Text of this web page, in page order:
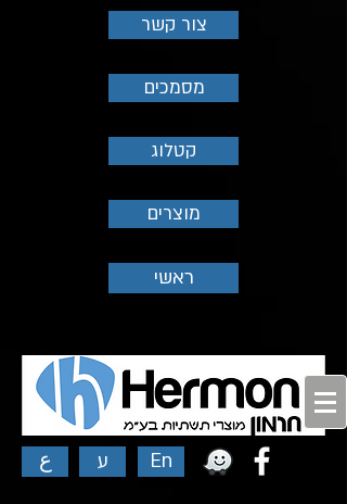
צור קשר
מסמכים
קטלוג
מוצרים
ראשי
ع ע En